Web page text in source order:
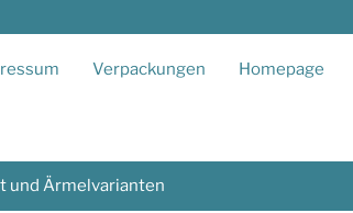
Verpackungen Homepage
und Ärmelvarianten